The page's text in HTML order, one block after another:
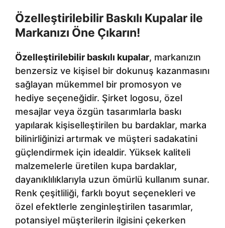
Özelleştirilebilir Baskılı Kupalar ile
Markanızı Öne Çıkarın!
Özelleştirilebilir baskılı kupalar, markanızın
benzersiz ve kişisel bir dokunuş kazanmasını
sağlayan mükemmel bir promosyon ve
hediye seçeneğidir. Şirket logosu, özel
mesajlar veya özgün tasarımlarla baskı
yapılarak kişiselleştirilen bu bardaklar, marka
bilinirliğinizi artırmak ve müşteri sadakatini
güçlendirmek için idealdir. Yüksek kaliteli
malzemelerle üretilen kupa bardaklar,
dayanıklılıklarıyla uzun ömürlü kullanım sunar.
Renk çeşitliliği, farklı boyut seçenekleri ve
özel efektlerle zenginleştirilen tasarımlar,
potansiyel müşterilerin ilgisini çekerken